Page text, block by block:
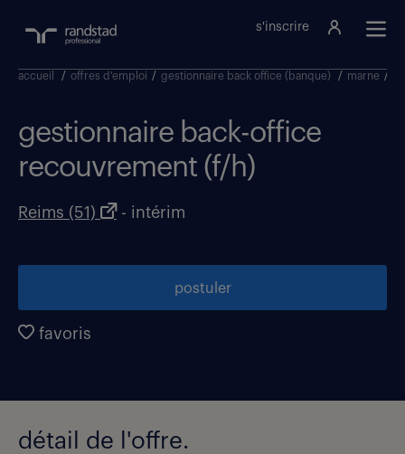
s'inscrire
accueil / offres d'emploi / gestionnaire back office (banque) / marne /
gestionnaire back-office
recouvrement (f/h)
Reims (51) - intérim
postuler
favoris
détail de l'offre.